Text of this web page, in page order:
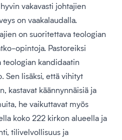
vakavasti johtajien
on vaakalaudalla.
on suoritettava teologian
opintoja. Pastoreiksi
kandidaatin
Sen lisäksi, että vihityt
kastavat käännynnäisiä ja
he vaikuttavat myös
koko 222 kirkon alueella ja
tilivelvollisuus ja